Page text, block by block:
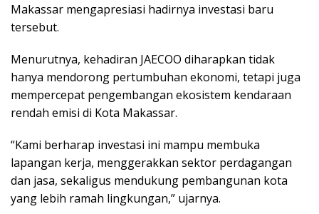
Makassar mengapresiasi hadirnya investasi baru
tersebut.
Menurutnya, kehadiran JAECOO diharapkan tidak
hanya mendorong pertumbuhan ekonomi, tetapi juga
mempercepat pengembangan ekosistem kendaraan
rendah emisi di Kota Makassar.
“Kami berharap investasi ini mampu membuka
lapangan kerja, menggerakkan sektor perdagangan
dan jasa, sekaligus mendukung pembangunan kota
yang lebih ramah lingkungan,” ujarnya.